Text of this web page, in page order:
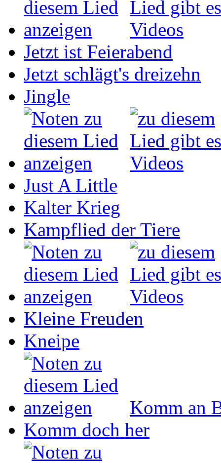
Jetzt ist Feierabend
Jetzt schlägt's dreizehn
Jingle
Just A Little
Kalter Krieg
Kampflied der Tiere
Kleine Freuden
Kneipe
Komm an
Komm doch her